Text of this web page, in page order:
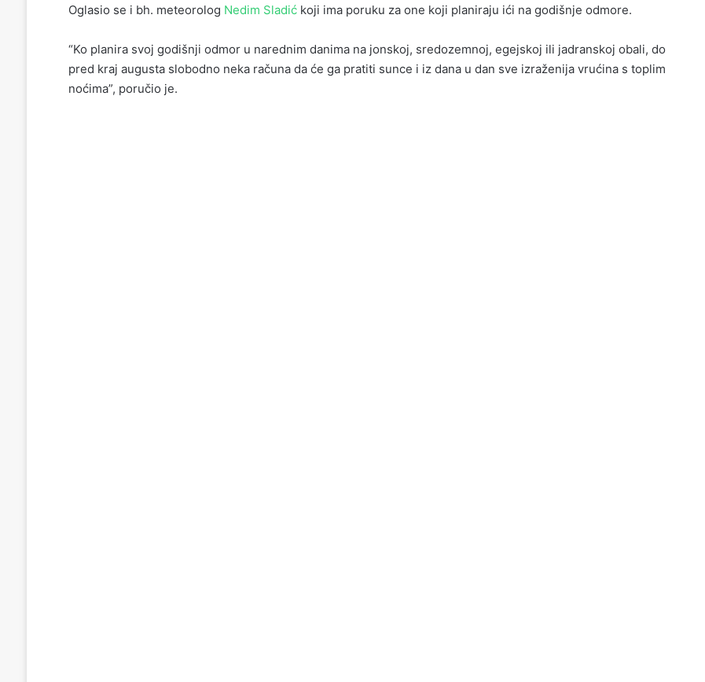
Oglasio se i bh. meteorolog Nedim Sladićkoji ima poruku za one koji planiraju ići na godišnje odmore.
“Ko planira svoj godišnji odmor u narednim danima na jonskoj, sredozemnoj, egejskoj ili jadranskoj obali, do
pred kraj augusta slobodno neka računa da će ga pratiti sunce i iz dana u dan sve izraženija vrućina s toplim
noćima”, poručio je.